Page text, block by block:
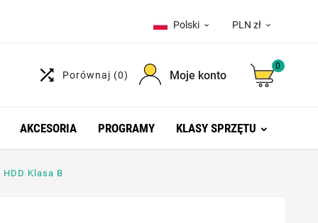
Polski  PLN zł 
 Porównaj (0) Moje konto
0
AKCESORIA PROGRAMY KLASY SPRZĘTU
HDD Klasa B